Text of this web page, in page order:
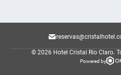
© 2026 Hotel Cristal Rio Claro.
Powered by